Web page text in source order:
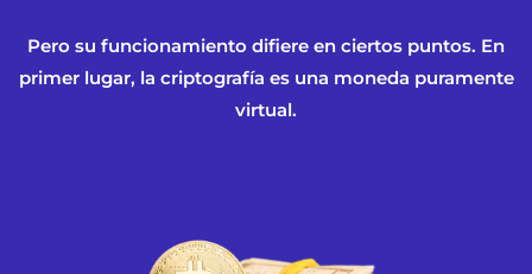
Pero su funcionamiento difiere en ciertos puntos. En
primer lugar, la criptografía es una moneda puramente
virtual.